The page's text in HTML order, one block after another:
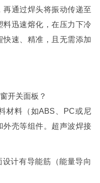
通过焊头将振动传递至
迅速熔化，在压力下冷
速、精准，且无需添加
开关面板？
材料（如ABS PC或尼
壳等组件。超声波焊接
计有导能筋（能量导向